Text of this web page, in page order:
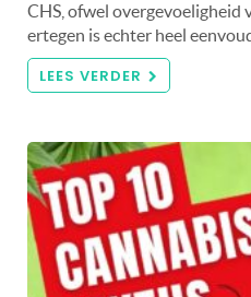
CHS, ofwel overgevoeligheid
ertegen is echter heel
LEES VERDER